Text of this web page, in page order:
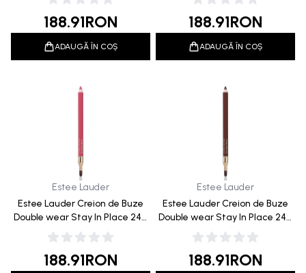
188.91RON
ADAUGĂ ÎN COȘ
188.91RON
ADAUGĂ ÎN COȘ
Estee Lauder
Estee Lauder Creion de Buze
Double wear Stay In Place 24H
11 Pink 1.2g
188.91RON
Estee Lauder
Estee Lauder Creion de Buze
Double wear Stay In Place 24H
010 Chestnut 1.2g
188.91RON